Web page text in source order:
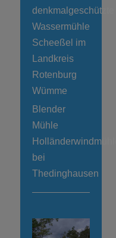
denkmalgeschützte
Wassermühle
Scheeßel im
Landkreis
Rotenburg
Wümme
Blender
Mühle
Holländerwindmühle
bei
Thedinghausen